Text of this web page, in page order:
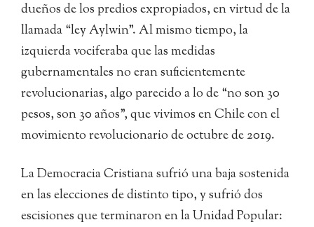
dueños de los predios expropiados, en virtud de la
llamada “ley Aylwin”. Al mismo tiempo, la
izquierda vociferaba que las medidas
gubernamentales no eran suficientemente
revolucionarias, algo parecido a lo de “no son 30
pesos, son 30 años”, que vivimos en Chile con el
movimiento revolucionario de octubre de 2019.
La Democracia Cristiana sufrió una baja sostenida
en las elecciones de distinto tipo, y sufrió dos
escisiones que terminaron en la Unidad Popular: